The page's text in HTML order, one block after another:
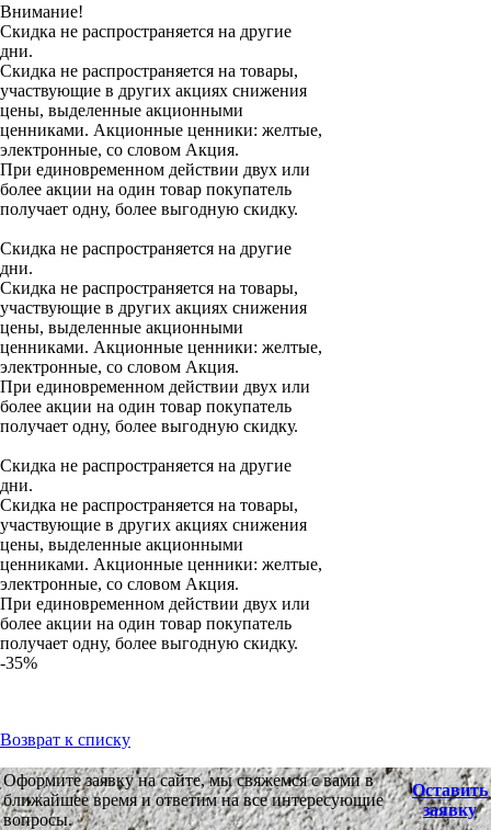
Внимание!
Скидка не распространяется на другие
дни.
Скидка не распространяется на товары,
участвующие в других акциях снижения
цены, выделенные акционными
ценниками. Акционные ценники: желтые,
электронные, со словом Акция.
При единовременном действии двух или
более акции на один товар покупатель
получает одну, более выгодную скидку.
Скидка не распространяется на другие
дни.
Скидка не распространяется на товары,
участвующие в других акциях снижения
цены, выделенные акционными
ценниками. Акционные ценники: желтые,
электронные, со словом Акция.
При единовременном действии двух или
более акции на один товар покупатель
получает одну, более выгодную скидку.
Скидка не распространяется на другие
дни.
Скидка не распространяется на товары,
участвующие в других акциях снижения
цены, выделенные акционными
ценниками. Акционные ценники: желтые,
электронные, со словом Акция.
При единовременном действии двух или
более акции на один товар покупатель
получает одну, более выгодную скидку.
-35%
Возврат к списку
Оформите заявку на сайте, мы свяжемся с вами в
ближайшее время и ответим на все интересующие
вопросы.
Оставить
заявку